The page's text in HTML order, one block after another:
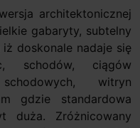
architektonicznej
gabaryty, subtelny
doskonale nadaje się
schodów, ciągów
witryn
gdzie standardowa
duża. Zróżnicowany